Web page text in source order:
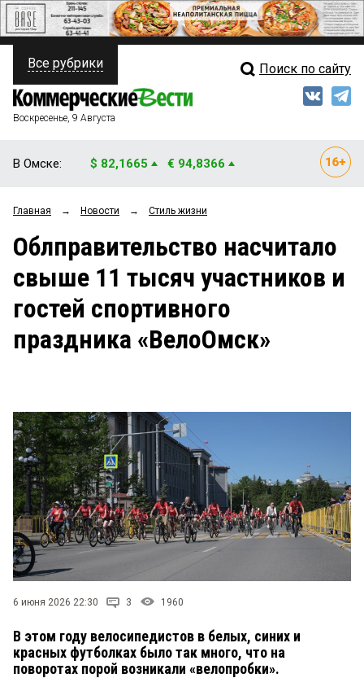
ПОЛИТИКА
ФИНАНСЫ
ОБЩЕСТВО
ЗАКОН
НОВОСТИ КОМПАНИЙ
Свежий выпуск
Рейтинги
Блоги
Архив
Все рубрики Поиск по сайту
Воскресенье, 9 Августа
В Омске: $ 82,1665 € 94,8366
Главная → Новости → Стиль жизни
Облправительство насчитало
свыше 11 тысяч участников и
гостей спортивного
праздника «ВелоОмск»
6 июня 2026 22:30 3 1960
В этом году велосипедистов в белых, синих и
красных футболках было так много, что на
поворотах порой возникали «велопробки».